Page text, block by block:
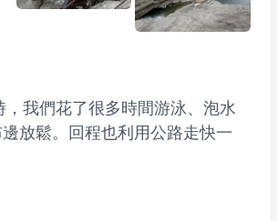
，我們花了很多時間游泳、泡水
放鬆。回程也利用公路走快一